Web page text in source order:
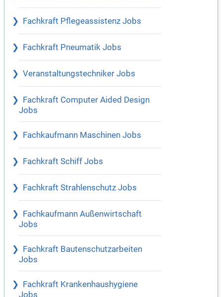
Fachkraft Pflegeassistenz Jobs
Fachkraft Pneumatik Jobs
Veranstaltungstechniker Jobs
Fachkraft Computer Aided Design
Jobs
Fachkaufmann Maschinen Jobs
Fachkraft Schiff Jobs
Fachkraft Strahlenschutz Jobs
Fachkaufmann Außenwirtschaft
Jobs
Fachkraft Bautenschutzarbeiten
Jobs
Fachkraft Krankenhaushygiene
Jobs